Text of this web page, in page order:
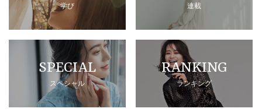
学び 連載
SPECIAL
スペシャル
RANKING
ランキング